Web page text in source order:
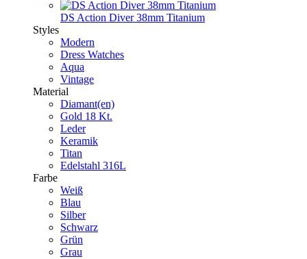
DS Action Diver 38mm Titanium
Styles
Modern
Dress Watches
Aqua
Vintage
Material
Diamant(en)
Gold 18 Kt.
Leder
Keramik
Titan
Edelstahl 316L
Farbe
Weiß
Blau
Silber
Schwarz
Grün
Grau